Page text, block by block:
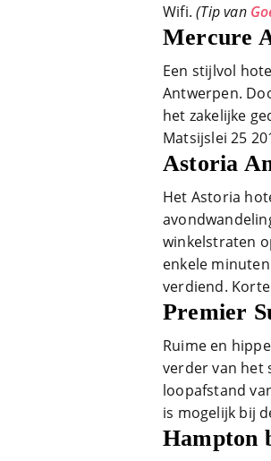
Wifi.(Tip van
Mercure
Een stijlvol
Antwerpen.
het zakelijke
Matsijslei 25
Astoria
Het Astoria
winkelstraten
enkele
verdiend.
Premier
Ruime en
verder van het
loopafstand
is mogelijk bij
Hampton